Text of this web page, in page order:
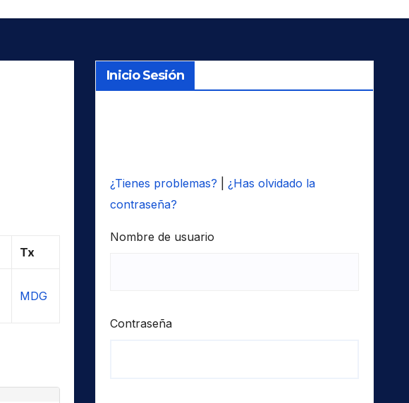
Tx
MDG
Inicio Sesión
¿Tienes problemas?
¿Has olvidado la
contraseña?
Nombre de usuario
Contraseña